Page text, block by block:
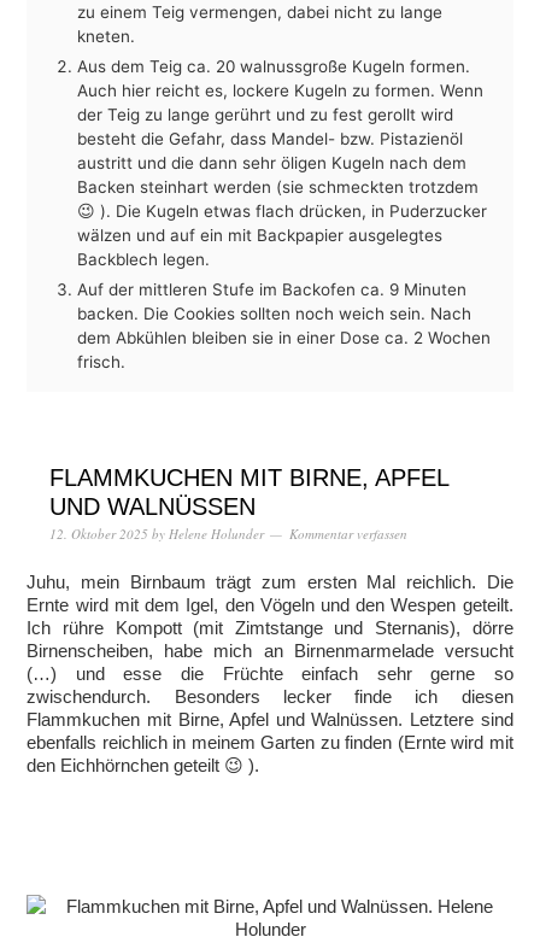
zu einem Teig vermengen, dabei nicht zu lange
kneten.
Aus dem Teig ca. 20 walnussgroße Kugeln formen.
Auch hier reicht es, lockere Kugeln zu formen. Wenn
der Teig zu lange gerührt und zu fest gerollt wird
besteht die Gefahr, dass Mandel- bzw. Pistazienöl
austritt und die dann sehr öligen Kugeln nach dem
Backen steinhart werden (sie schmeckten trotzdem
😉 ). Die Kugeln etwas flach drücken, in Puderzucker
wälzen und auf ein mit Backpapier ausgelegtes
Backblech legen.
Auf der mittleren Stufe im Backofen ca. 9 Minuten
backen. Die Cookies sollten noch weich sein. Nach
dem Abkühlen bleiben sie in einer Dose ca. 2 Wochen
frisch.
FLAMMKUCHEN MIT BIRNE, APFEL
UND WALNÜSSEN
12. Oktober 2025 by Helene Holunder Kommentar verfassen
Juhu, mein Birnbaum trägt zum ersten Mal reichlich. Die
Ernte wird mit dem Igel, den Vögeln und den Wespen geteilt.
Ich rühre Kompott (mit Zimtstange und Sternanis), dörre
Birnenscheiben, habe mich an Birnenmarmelade versucht
(…) und esse die Früchte einfach sehr gerne so
zwischendurch. Besonders lecker finde ich diesen
Flammkuchen mit Birne, Apfel und Walnüssen. Letztere sind
ebenfalls reichlich in meinem Garten zu finden (Ernte wird mit
den Eichhörnchen geteilt 😉 ).